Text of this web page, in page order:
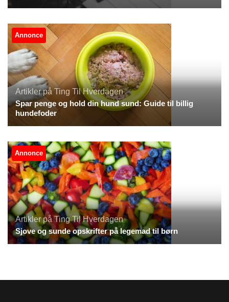
Annonce
Artikler på Ting Til Hverdagen
Spar penge og hold din hund sund: Guide til billig
hundefoder
Annonce
Artikler på Ting Til Hverdagen
Sjove og sunde opskrifter på legemad til børn